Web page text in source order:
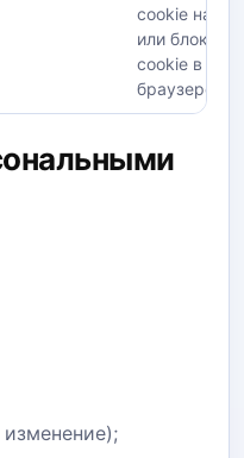
cookie на
или
cookie в
браузере